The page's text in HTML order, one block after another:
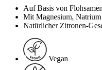
Auf Basis von
Mit Magnesium,
Natürlicher Zitronen-
Vegan